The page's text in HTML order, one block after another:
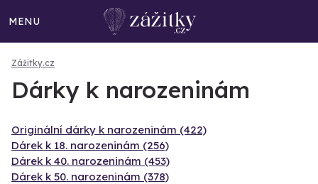
MENU
Zážitky.cz
Dárky k narozeninám
Originální dárky k narozeninám (422)
Dárek k 18. narozeninám (256)
Dárek k 40. narozeninám (453)
Dárek k 50. narozeninám (378)